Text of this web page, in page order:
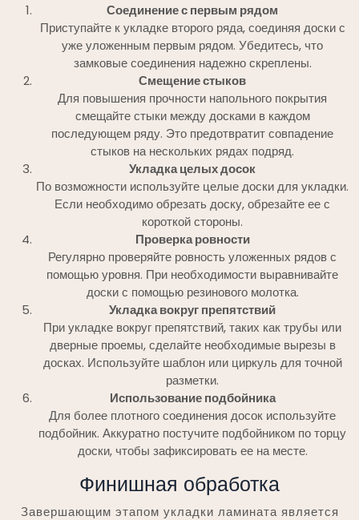
Соединение с первым рядом
Приступайте к укладке второго ряда, соединяя доски с
уже уложенным первым рядом. Убедитесь, что
замковые соединения надежно скреплены.
Смещение стыков
Для повышения прочности напольного покрытия
смещайте стыки между досками в каждом
последующем ряду. Это предотвратит совпадение
стыков на нескольких рядах подряд.
Укладка целых досок
По возможности используйте целые доски для укладки.
Если необходимо обрезать доску, обрезайте ее с
короткой стороны.
Проверка ровности
Регулярно проверяйте ровность уложенных рядов с
помощью уровня. При необходимости выравнивайте
доски с помощью резинового молотка.
Укладка вокруг препятствий
При укладке вокруг препятствий, таких как трубы или
дверные проемы, сделайте необходимые вырезы в
досках. Используйте шаблон или циркуль для точной
разметки.
Использование подбойника
Для более плотного соединения досок используйте
подбойник. Аккуратно постучите подбойником по торцу
доски, чтобы зафиксировать ее на месте.
Финишная обработка
Завершающим этапом укладки ламината является